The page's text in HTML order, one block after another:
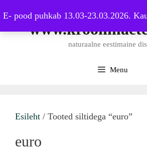
E- pood puhkab 13.03-23.03.2026.
to
content
naturaalne eestimaine
Menu
Esileht / Tooted siltidega “euro”
euro